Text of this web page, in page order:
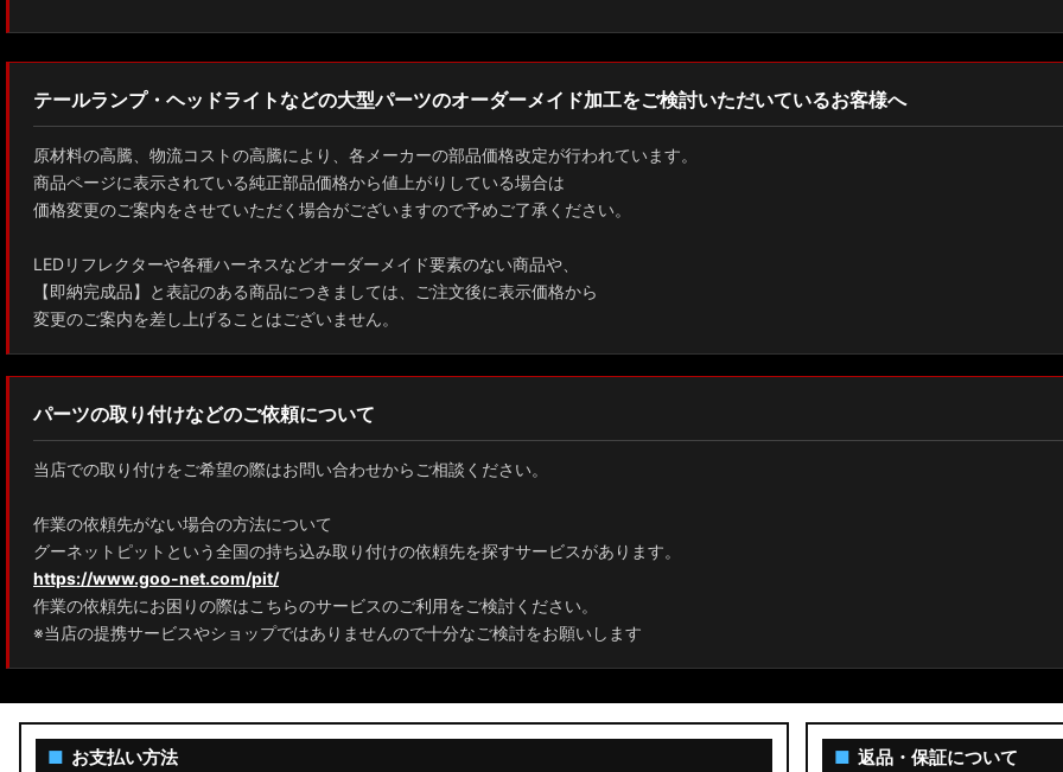
MXAA54 AXAH54/52 RAV4
ZVG11/ZSG10 カローラクロス
ZWE211W/ZWE214W/ZRE212W/NRE210W カローラツーリング
ZWE211H/NRE210H/NRE214H カローラスポーツ
GXPA16 MXPA12 GRヤリス
MXPH10/MXPA10/MXBA10/KSP210 ヤリス
MXPJ10/15 MXPB10/15 ヤリスクロス
ZYX10 NGX50 C-HR
AAHH40W/AAHH45W/TAHA40W ヴェルファイア
AAHH40W/AAHH45W/AGH40W アルファード
AYH30/GGH30/35/AGH30/35 ヴェルファイア
テールランプ・ヘッドライトなどの大型パーツのオーダーメイド加工をご検討いただいているお客様へ
原材料の高騰、物流コストの高騰により、各メーカーの部品価格改定が行われています。
商品ページに表示されている純正部品価格から値上がりしている場合は
価格変更のご案内をさせていただく場合がございますので予めご了承ください。
LEDリフレクターや各種ハーネスなどオーダーメイド要素のない商品や、
【即納完成品】と表記のある商品につきましては、ご注文後に表示価格から
変更のご案内を差し上げることはございません。
パーツの取り付けなどのご依頼について
当店での取り付けをご希望の際はお問い合わせからご相談ください。
作業の依頼先がない場合の方法について
グーネットピットという全国の持ち込み取り付けの依頼先を探すサービスがあります。
https://www.goo-net.com/pit/
作業の依頼先にお困りの際はこちらのサービスのご利用をご検討ください。
※当店の提携サービスやショップではありませんので十分なご検討をお願いします
■ お支払い方法 ■ 返品・保証について